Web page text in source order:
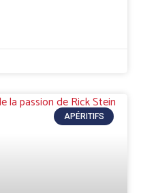
APÉRITIFS